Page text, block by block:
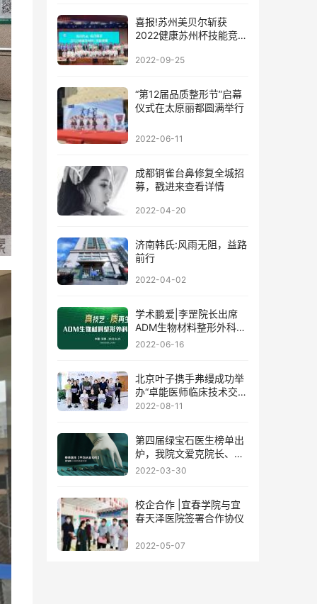
喜报!苏州美贝尔斩获
2022健康苏州杯技能竞赛
2022-09-25
“第12届品质整形节”启幕
仪式在太原丽都圆满举行
2022-06-11
成都铜雀台鼻修复全城招
募，戳进来查看详情
2022-04-20
济南韩氏:风雨无阻，益路
前行
2022-04-02
学术鹏爱|李罡院长出席
ADM生物材料整形外科学
术论坛
2022-06-16
北京叶子携手弗缦成功举
办“卓能医师临床技术交流
会”
2022-08-11
第四届绿宝石医生榜单出
炉，我院文爱克院长、邹
功伟主任荣誉登榜!
2022-03-30
校企合作 |宜春学院与宜
春天泽医院签署合作协仪
2022-05-07